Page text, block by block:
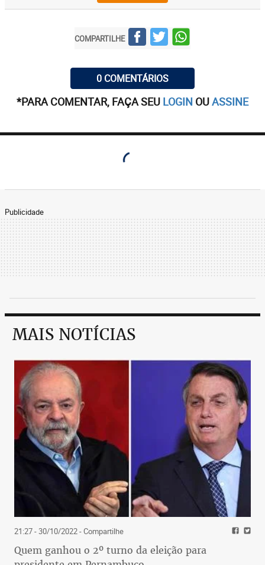
COMPARTILHE
0 COMENTÁRIOS
*PARA COMENTAR, FAÇA SEU LOGIN OUASSINE
Publicidade
MAIS NOTÍCIAS
21:27 - 30/10/2022- Compartilhe
Quem ganhou o 2º turno da eleição para